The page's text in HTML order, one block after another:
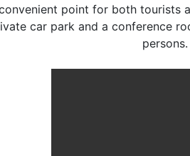
convenient point for both tourists
car park and a conference
persons.